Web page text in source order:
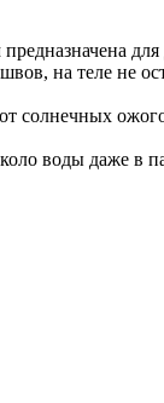
на теле не
солнечных
воды даже в